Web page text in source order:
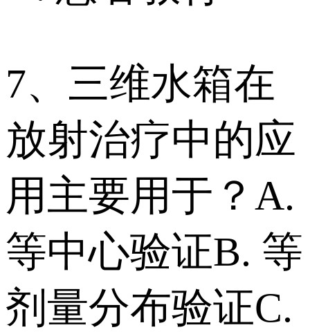
7、三维水箱在
放射治疗中的应
用主要用于？ A.
等中心验证 B. 等
剂量分布验证 C.